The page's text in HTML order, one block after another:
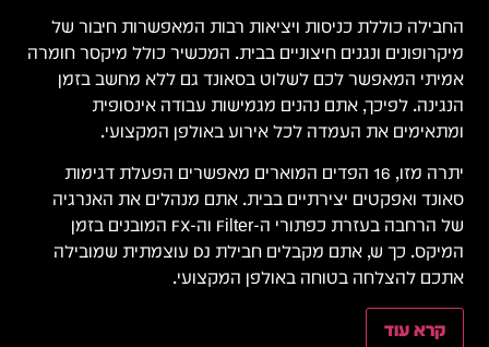
החבילה כוללת כניסות ויציאות רבות המאפשרות חיבור של
מיקרופונים ונגנים חיצוניים בבית. המכשיר כולל מיקסר חומרה
אמיתי המאפשר לכם לשלוט בסאונד גם ללא מחשב בזמן
הנגינה. לפיכך, אתם נהנים מגמישות עבודה אינסופית
ומתאימים את העמדה לכל אירוע באולפן המקצועי.
יתרה מזו, 16 הפדים המוארים מאפשרים הפעלת דגימות
סאונד ואפקטים יצירתיים בבית. אתם מנהלים את האנרגיה
של הרחבה בעזרת כפתורי ה-Filter וה-FX המובנים בזמן
המיקס. כך ש, אתם מקבלים חבילת DJ עוצמתית שמובילה
אתכם להצלחה בטוחה באולפן המקצועי.
קרא עוד